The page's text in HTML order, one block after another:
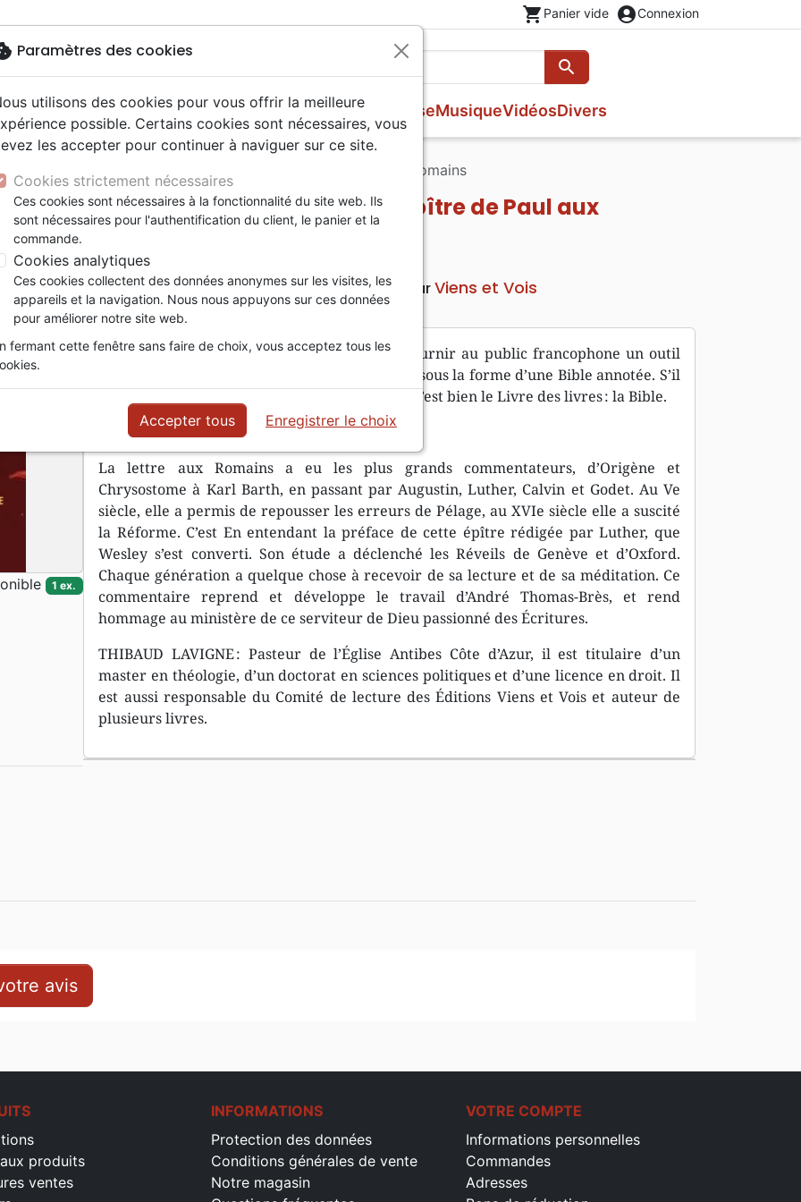
shopping_cart Panier vide account_circleConnexion
search
Rechercher
NouveautésBibles
courant
fondamental
Autres versions
Bibles d'étude
Bibles audio
Nouveaux Testaments
Livres
sectes
adoration, louange
Famille, couple
Personne, santé
Ethique, société, politique
Religions
Bandes dessinées
Jeunesse
ans
Adolescents, jeunes
Enseignement jeunesse
Musique
Musique de fête
Recueils et partitions
Vidéos
reportages
animés
Concerts, spectacles
Divers
Willow Tree
Objets cadeaux
Jeux
Fourres de Bible
Nouvelle Bible commentée - Epître de Paul aux Romains
Nouvelle Bible commentée - Epître de Paul aux
Romains
NBC
RéférenceVV4300 EAN9782363343000 EditeurViens et Vois
Description
La Nouvelle Bible Commentée a vocation à fournir au public francophone un outil
fiable et solide pour approfondir les Écritures sous la forme d’une Bible annotée. S’il
est un livre qui mérite d’être compris et vécu, c’est bien le Livre des livres : la Bible.
Épître de Paul aux Romains
La lettre aux Romains a eu les plus grands commentateurs, d’Origène et
Chrysostome à Karl Barth, en passant par Augustin, Luther, Calvin et Godet. Au Ve
siècle, elle a permis de repousser les erreurs de Pélage, au XVIe siècle elle a suscité
la Réforme. C’est En entendant la préface de cette épître rédigée par Luther, que
Wesley s’est converti. Son étude a déclenché les Réveils de Genève et d’Oxford.
Chaque génération a quelque chose à recevoir de sa lecture et de sa méditation. Ce
commentaire reprend et développe le travail d’André Thomas-Brès, et rend
hommage au ministère de ce serviteur de Dieu passionné des Écritures.
THIBAUD LAVIGNE : Pasteur de l’Église Antibes Côte d’Azur, il est titulaire d’un
master en théologie, d’un doctorat en sciences politiques et d’une licence en droit. Il
est aussi responsable du Comité de lecture des Éditions Viens et Vois et auteur de
plusieurs livres.
1 ex.
avis
produits
ventes
INFORMATIONS
Protection des données
Conditions générales de vente
Notre magasin
VOTRE COMPTE
Informations personnelles
Commandes
Adresses
Paramètres des cookies
utilisons des cookies pour vous offrir la meilleure
possible. Certains cookies sont nécessaires, vous
les accepter pour continuer à naviguer sur ce site.
Cookies strictement nécessaires
Ces cookies sont nécessaires à la fonctionnalité du site web. Ils
sont nécessaires pour l'authentification du client, le panier et la
commande.
Cookies analytiques
Ces cookies collectent des données anonymes sur les visites, les
appareils et la navigation. Nous nous appuyons sur ces données
pour améliorer notre site web.
fermant cette fenêtre sans faire de choix, vous acceptez tous les
Accepter tous Enregistrer le choix